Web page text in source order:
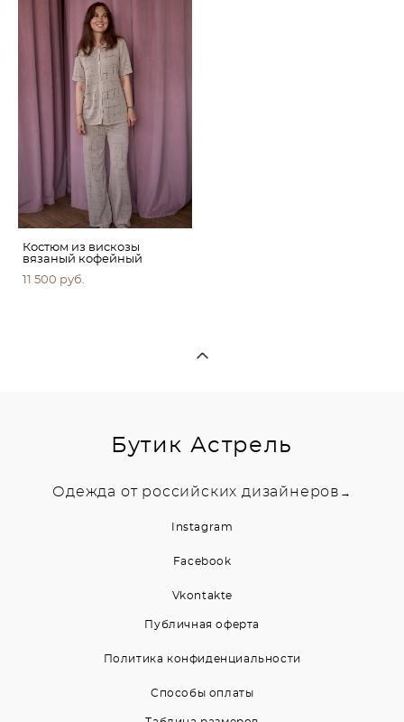
Костюм из вискозы
вязаный кофейный
11 500 pуб.
Бутик Астрель
Одежда от российских дизайнеров →
Instagram
Facebook
Vkontakte
Публичная оферта
Политика конфиденциальности
Способы оплаты